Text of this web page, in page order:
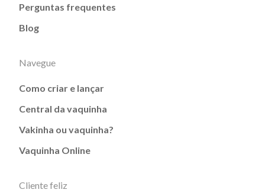
Perguntas frequentes
Blog
Navegue
Como criar e lançar
Central da vaquinha
Vakinha ou vaquinha?
Vaquinha Online
Cliente feliz